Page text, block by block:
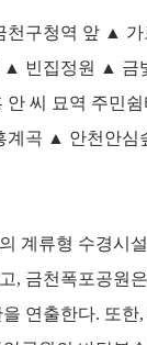
천구청역 앞 ▲
▲ 빈집정원 ▲ 금
씨 묘역 주민
곡 ▲ 안천안심
계류형 수경시
, 금천폭포공원
연출한다. 또한